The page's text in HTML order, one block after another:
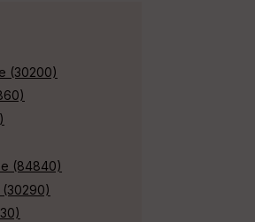
(30200)
(84840)